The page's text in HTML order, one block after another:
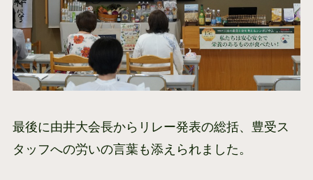
最後に由井大会長からリレー発表の総括、豊受ス
タッフへの労いの言葉も添えられました。